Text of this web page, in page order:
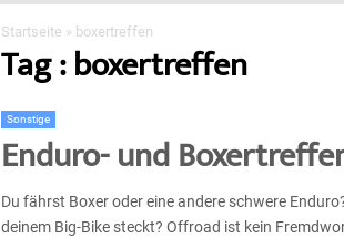
Startseite » boxertreffen
Tag : boxertreffen
Sonstige
Enduro- und
Du fährst Boxer oder eine andere schwere
deinem Big-Bike steckt? Offroad ist kein